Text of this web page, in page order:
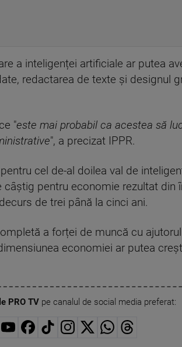
a inteligenței artificiale ar putea
redactarea de texte și designul
"este mai probabil ca acestea să
", a precizat IPPR.
cel de-al doilea val de
pentru economie rezultat din
de trei până la cinci ani.
a forței de muncă cu
economiei ar putea
PRO TVpe canalul de social media preferat: